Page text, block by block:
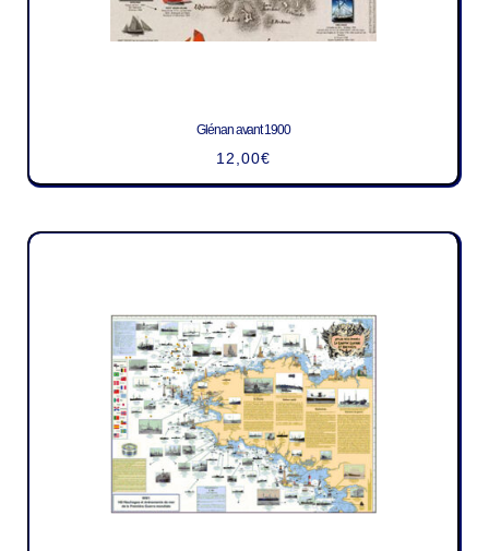
Glénan avant 1900
12,00€